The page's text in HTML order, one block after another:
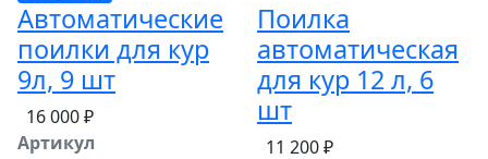
Автоматические
поилки для кур
9л, 9 шт
16 000 ₽
Артикул
Поилка
автоматическая
для кур 12 л, 6
шт
11 200 ₽